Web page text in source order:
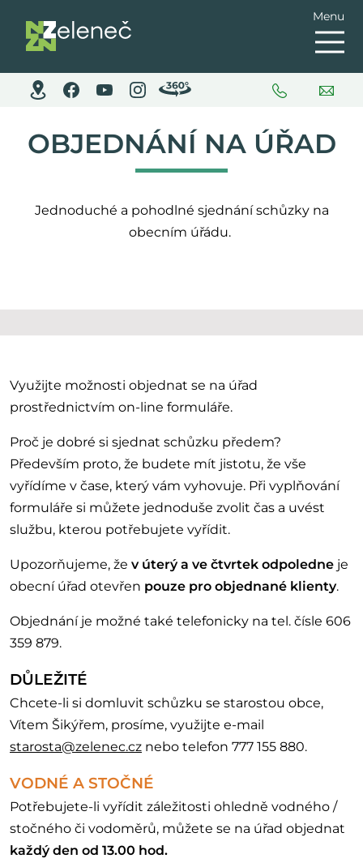
Menu
OBJEDNÁNÍ NA ÚŘAD
Jednoduché a pohodlné sjednání schůzky na
obecním úřádu.
Využijte možnosti objednat se na úřad
prostřednictvím on-line formuláře.
Proč je dobré si sjednat schůzku předem?
Především proto, že budete mít jistotu, že vše
vyřídíme v čase, který vám vyhovuje. Při vyplňování
formuláře si můžete jednoduše zvolit čas a uvést
službu, kterou potřebujete vyřídit.
Upozorňujeme, že v úterý a ve čtvrtek odpoledne je
obecní úřad otevřen pouze pro objednané klienty.
Objednání je možné také telefonicky na tel. čísle 606
359 879.
DŮLEŽITÉ
Chcete-li si domluvit schůzku se starostou obce,
Vítem Šikýřem, prosíme, využijte e-mail
starosta@zelenec.cz nebo telefon 777 155 880.
VODNÉ A STOČNÉ
Potřebujete-li vyřídit záležitosti ohledně vodného /
stočného či vodoměrů, můžete se na úřad objednat
každý den od 13.00 hod.